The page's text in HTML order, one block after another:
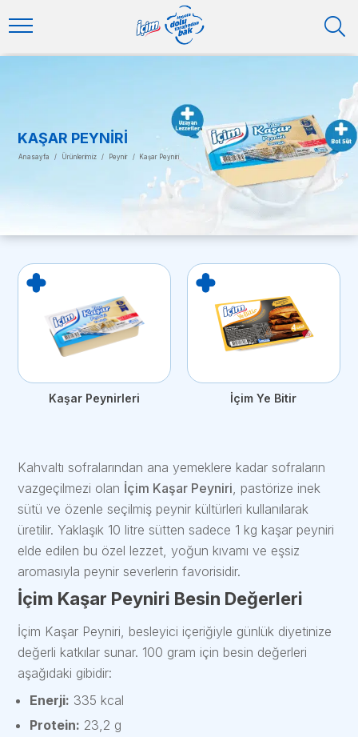
KAŞAR PEYNIRI
Anasayfa / Ürünlerimiz / Peynir / Kaşar Peyniri
Kaşar Peynirleri İçim Ye Bitir
Kahvaltı sofralarından ana yemeklere kadar sofraların
vazgeçilmezi olan İçim Kaşar Peyniri, pastörize inek
sütü ve özenle seçilmiş peynir kültürleri kullanılarak
üretilir. Yaklaşık 10 litre sütten sadece 1 kg kaşar peyniri
elde edilen bu özel lezzet, yoğun kıvamı ve eşsiz
aromasıyla peynir severlerin favorisidir.
İçim Kaşar Peyniri Besin Değerleri
İçim Kaşar Peyniri, besleyici içeriğiyle günlük diyetinize
değerli katkılar sunar. 100 gram için besin değerleri
aşağıdaki gibidir:
Enerji: 335 kcal
Protein: 23,2 g